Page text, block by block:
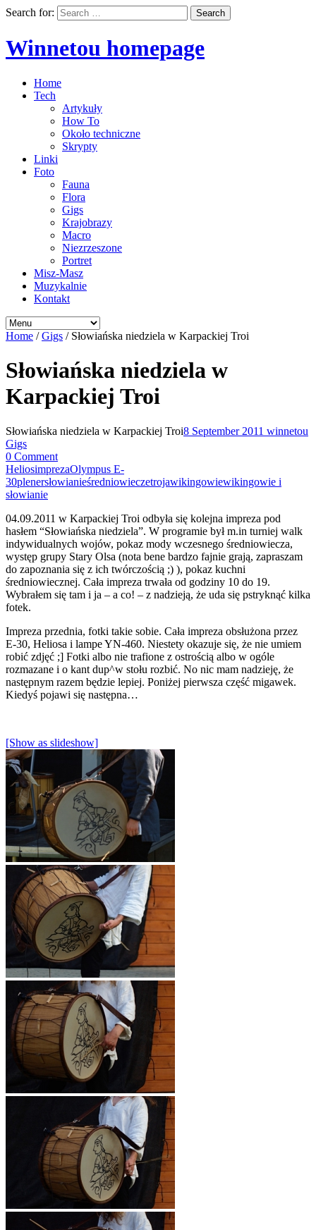
Search for:
Winnetou homepage
Home
Tech
Artykuły
How To
Około techniczne
Skrypty
Linki
Foto
Fauna
Flora
Gigs
Krajobrazy
Macro
Niezrzeszone
Portret
Misz-Masz
Muzykalnie
Kontakt
Home /Gigs / Słowiańska niedziela w Karpackiej Troi
Słowiańska niedziela w
Karpackiej Troi
Słowiańska niedziela w Karpackiej Troi8 September 2011 winnetou
Gigs
0 Comment
HeliosimprezaOlympus E-
30plenersłowianieśredniowieczetrojawikingowiewikingowie i
słowianie
04.09.2011 w Karpackiej Troi odbyła się kolejna impreza pod
hasłem “Słowiańska niedziela”. W programie był m.in turniej walk
indywidualnych wojów, pokaz mody wczesnego średniowiecza,
występ grupy Stary Olsa (nota bene bardzo fajnie grają, zapraszam
do zapoznania się z ich twórczością ;) ), pokaz kuchni
średniowiecznej. Cała impreza trwała od godziny 10 do 19.
Wybrałem się tam i ja – a co! – z nadzieją, że uda się pstryknąć kilka
fotek.
Impreza przednia, fotki takie sobie. Cała impreza obsłużona przez
E-30, Heliosa i lampe YN-460. Niestety okazuje się, że nie umiem
robić zdjęć ;] Fotki albo nie trafione z ostrością albo w ogóle
rozmazane i o kant dup^w stołu rozbić. No nic mam nadzieję, że
następnym razem będzie lepiej. Poniżej pierwsza część migawek.
Kiedyś pojawi się następna…
[Show as slideshow]